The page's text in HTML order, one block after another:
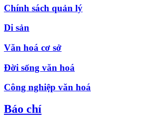
Chính sách quản lý
Di sản
Văn hoá cơ sở
Đời sống văn hoá
Công nghiệp văn hoá
Báo chí